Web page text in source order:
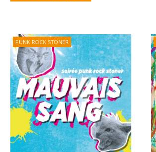
PUNK ROCK STONER